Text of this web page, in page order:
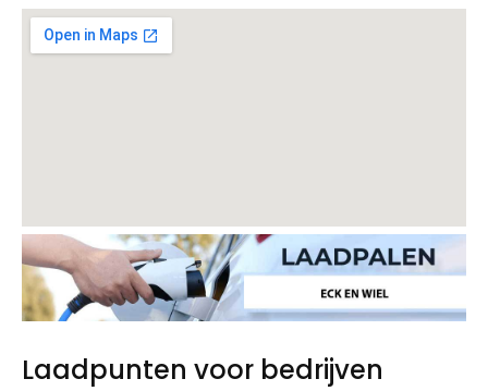
Laadpunten voor bedrijven